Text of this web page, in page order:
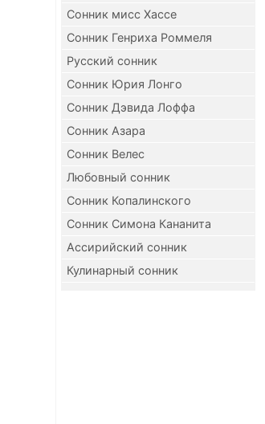
Сонник мисс Хассе
Сонник Генриха Роммеля
Русский сонник
Сонник Юрия Лонго
Сонник Дэвида Лоффа
Сонник Азара
Сонник Велес
Любовный сонник
Сонник Копалинского
Сонник Симона Кананита
Ассирийский сонник
Кулинарный сонник